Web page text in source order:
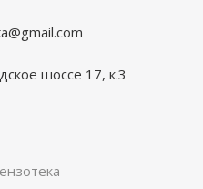
шоссе 17, к.3